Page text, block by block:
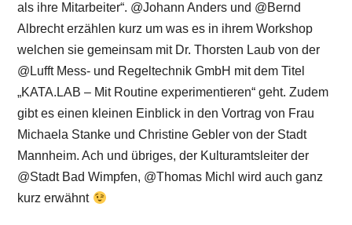
als ihre Mitarbeiter“. @Johann Anders und @Bernd
Albrecht erzählen kurz um was es in ihrem Workshop
welchen sie gemeinsam mit Dr. Thorsten Laub von der
@Lufft Mess- und Regeltechnik GmbH mit dem Titel
„KATA.LAB – Mit Routine experimentieren“ geht. Zudem
gibt es einen kleinen Einblick in den Vortrag von Frau
Michaela Stanke und Christine Gebler von der Stadt
Mannheim. Ach und übriges, der Kulturamtsleiter der
@Stadt Bad Wimpfen, @Thomas Michl wird auch ganz
kurz erwähnt